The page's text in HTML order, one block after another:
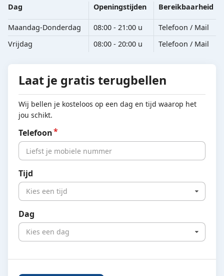
Dag Openingstijden Bereikbaarheid
Maandag-Donderdag 08:00 - 21:00 u
Telefoon / Mail
Vrijdag
08:00 - 20:00 u Telefoon / Mail
Laat je gratis terugbellen
Wij bellen je kosteloos op een dag en tijd waarop het
jou schikt.
Telefoon
Tijd
Kies een tijd
Dag
Kies een dag